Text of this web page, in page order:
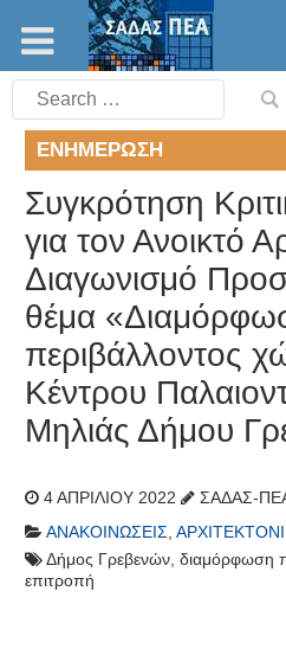
Search
for:
ΕΝΗΜΈΡΩΣΗ
Συγκρότηση
για τον Ανοικτό
Διαγωνισμό
θέμα
περιβάλλοντος
Κέντρου
Μηλιάς Δήμου
4 ΑΠΡΙΛΊΟΥ 2022
ΣΑΔΑΣ-
ΑΝΑΚΟΙΝΏΣΕΙΣ,
Δήμος Γρεβενών, διαμόρφωση
επιτροπή